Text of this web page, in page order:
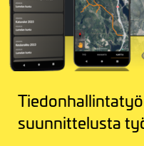
suunnittelusta